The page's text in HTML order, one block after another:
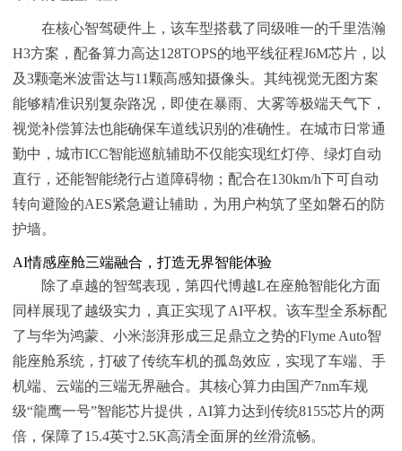
在核心智驾硬件上，该车型搭载了同级唯一的千里浩瀚
H3方案，配备算力高达128TOPS的地平线征程J6M芯片，以
及3颗毫米波雷达与11颗高感知摄像头。其纯视觉无图方案
能够精准识别复杂路况，即使在暴雨、大雾等极端天气下，
视觉补偿算法也能确保车道线识别的准确性。在城市日常通
勤中，城市ICC智能巡航辅助不仅能实现红灯停、绿灯自动
直行，还能智能绕行占道障碍物；配合在130km/h下可自动
转向避险的AES紧急避让辅助，为用户构筑了坚如磐石的防
护墙。
AI情感座舱三端融合，打造无界智能体验
除了卓越的智驾表现，第四代博越L在座舱智能化方面
同样展现了越级实力，真正实现了AI平权。该车型全系标配
了与华为鸿蒙、小米澎湃形成三足鼎立之势的Flyme Auto智
能座舱系统，打破了传统车机的孤岛效应，实现了车端、手
机端、云端的三端无界融合。其核心算力由国产7nm车规
级“龍鹰一号”智能芯片提供，AI算力达到传统8155芯片的两
倍，保障了15.4英寸2.5K高清全面屏的丝滑流畅。